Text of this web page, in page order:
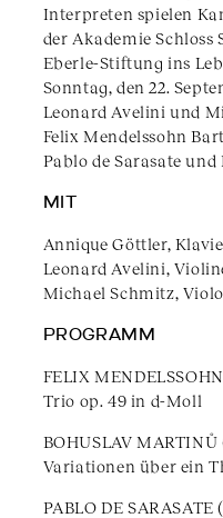
Interpreten spielen
der Akademie Schloss
Eberle-Stiftung ins
Sonntag, den 22.
Leonard Avelini und
Felix Mendelssohn
Pablo de Sarasate und
MIT
Annique Göttler,
Leonard Avelini,
Michael Schmitz,
PROGRAMM
FELIX
Trio op. 49 in d-Moll
BOHUSLAV MARTINŮ
Variationen über ein
PABLO DE SARASATE